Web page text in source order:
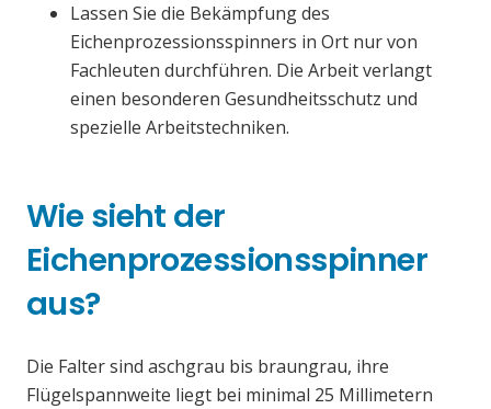
Lassen Sie die Bekämpfung des
Eichenprozessionsspinners in Ort nur von
Fachleuten durchführen. Die Arbeit verlangt
einen besonderen Gesundheitsschutz und
spezielle Arbeitstechniken.
Wie sieht der
Eichenprozessionsspinner
aus?
Die Falter sind aschgrau bis braungrau, ihre
Flügelspannweite liegt bei minimal 25 Millimetern